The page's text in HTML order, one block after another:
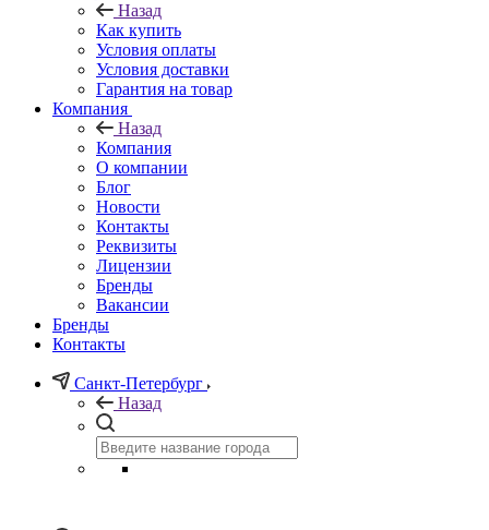
Назад
Как купить
Условия оплаты
Условия доставки
Гарантия на товар
Компания
Назад
Компания
О компании
Блог
Новости
Контакты
Реквизиты
Лицензии
Бренды
Вакансии
Бренды
Контакты
Санкт-Петербург
Назад